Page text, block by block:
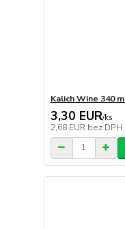
Kalich Wine 340
3,30 EUR/ks
2,68 EUR bez DPH